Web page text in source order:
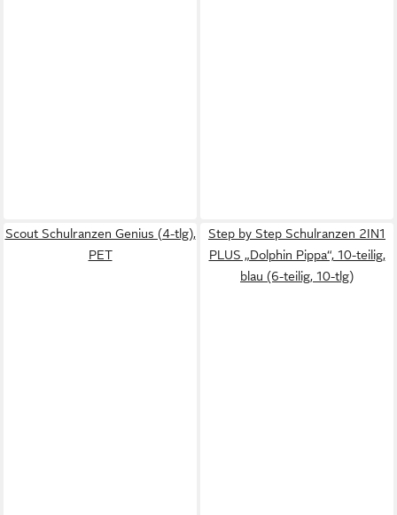
Scout Schulranzen Genius (4-tlg),
PET
Step by Step Schulranzen 2IN1
PLUS „Dolphin Pippa“, 10-teilig,
blau (6-teilig, 10-tlg)